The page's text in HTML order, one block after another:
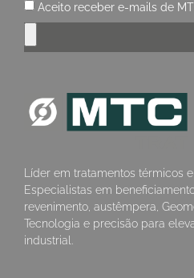
Líder em tratamentos térmicos
Especialistas em
revenimento, austêmpera,
Tecnologia e precisão para
industrial.
Aceito receber e-mails de